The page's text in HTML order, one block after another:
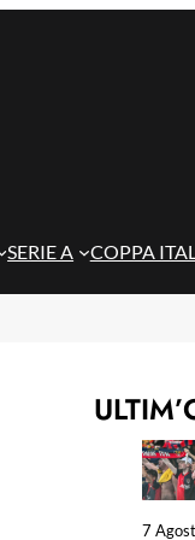
SERIE A COPPA
7